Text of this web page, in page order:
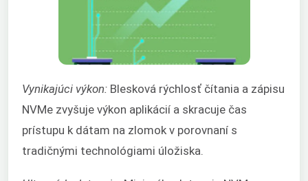
Vynikajúci výkon: Blesková rýchlosť čítania a zápisu
NVMe zvyšuje výkon aplikácií a skracuje čas
prístupu k dátam na zlomok v porovnaní s
tradičnými technológiami úložiska.